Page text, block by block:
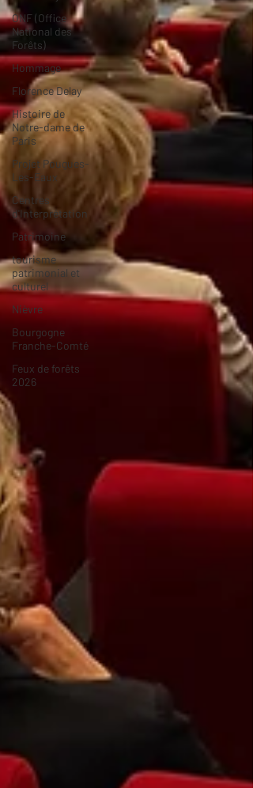
ONF (Office
National des
Forêts)
Hommage
Florence Delay
Histoire de
Notre-dame de
Paris
Projet Pougues-
Les-Eaux
Centres
d'Interprétation
Patrimoine
tourisme
patrimonial et
culturel
Nièvre
Bourgogne
Franche-Comté
Feux de forêts
2026